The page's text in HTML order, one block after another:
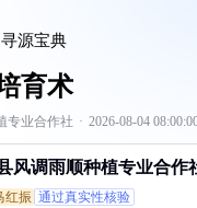
寻源宝典
育术
专业合作社 · 2026-08-04
风调雨顺种植专业合作
红振 通过真实性核验